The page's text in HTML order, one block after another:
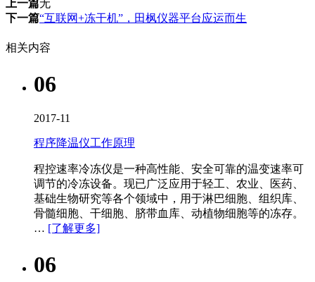
上一篇无
下一篇“互联网+冻干机”，田枫仪器平台应运而生
相关内容
06
2017-11
程序降温仪工作原理
程控速率冷冻仪​是一种高性能、安全可靠的温变速率可
调节的冷冻设备。现已广泛应用于轻工、农业、医药、
基础生物研究等各个领域中，用于淋巴细胞、组织库、
骨髓细胞、干细胞、脐带血库、动植物细胞等的冻存。
… [了解更多]
06